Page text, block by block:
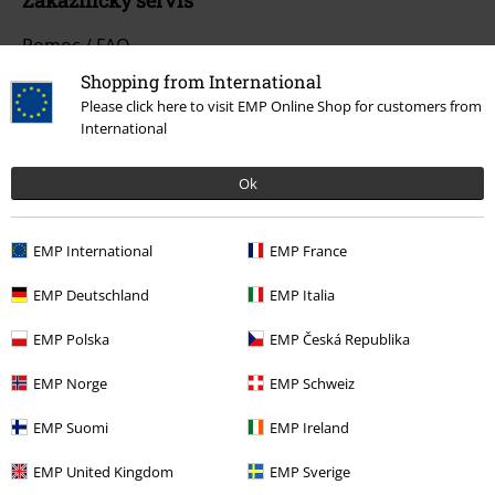
Shopping from International
Please click here to visit EMP Online Shop for customers from
International
Ok
EMP International EMP France
EMP Deutschland EMP Italia
EMP Polska EMP Česká Republika
EMP Norge EMP Schweiz
EMP Suomi EMP Ireland
EMP United Kingdom EMP Sverige
Pomoc / FAQ
Podmínky vracení zboží
Vrácení zboží
Všeobecné informace o velikostech
Zrušit členství v BSC
Způsoby platby
Nabídky pro vás
Soutěž
Objednejte si dárkový poukaz